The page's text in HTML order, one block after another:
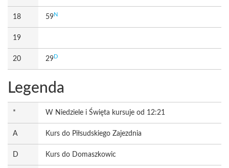
18 59 N
19
20 29 D
Legenda
* W Niedziele i Święta kursuje od 12:21
A Kurs do Piłsudskiego Zajezdnia
D Kurs do Domaszkowic